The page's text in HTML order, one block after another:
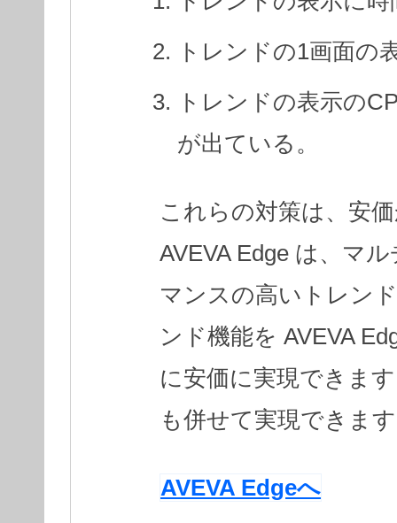
トレンドの1画面の
トレンドの表示の
が出ている。
これらの対策は、安
AVEVA Edge は、マ
マンスの高いトレン
ンド機能を AVEVA
に安価に実現できま
も併せて実現できま
AVEVA Edgeへ